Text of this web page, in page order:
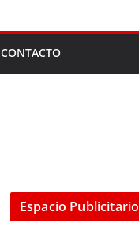
CONTACTO
Espacio Publicitario